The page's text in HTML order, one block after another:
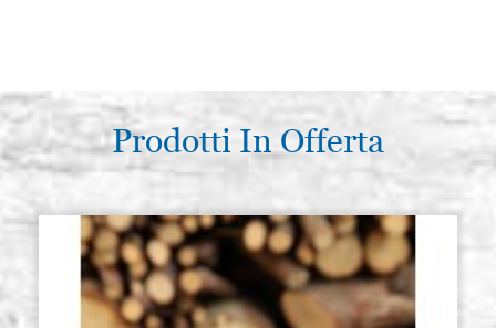
Prodotti In Offerta